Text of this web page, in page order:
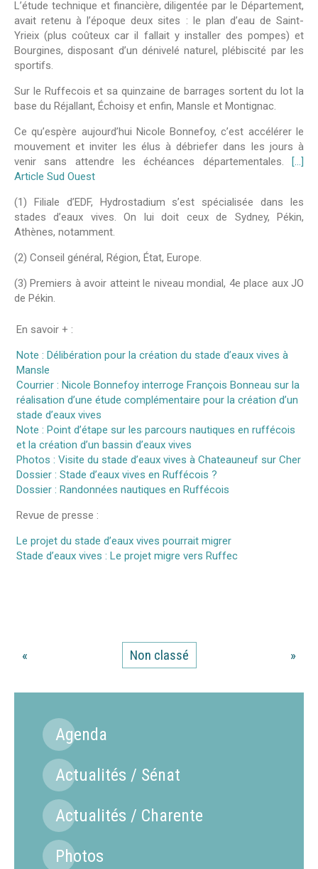
L’étude technique et financière, diligentée par le Département,
avait retenu à l’époque deux sites : le plan d’eau de Saint-
Yrieix (plus coûteux car il fallait y installer des pompes) et
Bourgines, disposant d’un dénivelé naturel, plébiscité par les
sportifs.
Sur le Ruffecois et sa quinzaine de barrages sortent du lot la
base du Réjallant, Échoisy et enfin, Mansle et Montignac.
Ce qu’espère aujourd’hui Nicole Bonnefoy, c’est accélérer le
mouvement et inviter les élus à débriefer dans les jours à
venir sans attendre les échéances départementales.
[…]
Article Sud Ouest
(1) Filiale d’EDF, Hydrostadium s’est spécialisée dans les
stades d’eaux vives. On lui doit ceux de Sydney, Pékin,
Athènes, notamment.
(2) Conseil général, Région, État, Europe.
(3) Premiers à avoir atteint le niveau mondial, 4e place aux JO
de Pékin.
En savoir + :
Note : Délibération pour la création du stade d’eaux vives à
Mansle
Courrier : Nicole Bonnefoy interroge François Bonneau sur la
réalisation d’une étude complémentaire pour la création d’un
stade d’eaux vives
Note : Point d’étape sur les parcours nautiques en ruffécois
et la création d’un bassin d’eaux vives
Photos : Visite du stade d’eaux vives à Chateauneuf sur Cher
Dossier : Stade d’eaux vives en Ruffécois ?
Dossier : Randonnées nautiques en Ruffécois
Revue de presse :
Le projet du stade d’eaux vives pourrait migrer
Stade d’eaux vives : Le projet migre vers Ruffec
« Non classé »
Agenda
Actualités / Sénat
Actualités / Charente
Photos